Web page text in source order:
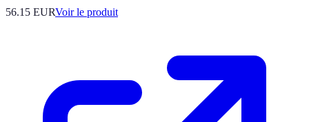
56.15 EURVoir le produit